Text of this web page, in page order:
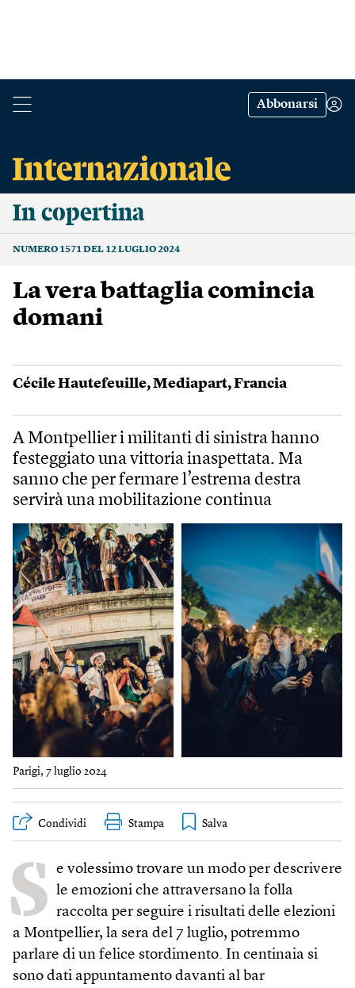
Abbonarsi
In copertina
NUMERO 1571 DEL 12 LUGLIO 2024
La vera battaglia comincia
domani
Cécile Hautefeuille,Mediapart,Francia
A Montpellier i militanti di sinistra hanno
festeggiato una vittoria inaspettata. Ma
sanno che per fermare l’estrema destra
servirà una mobilitazione continua
Parigi, 7 luglio 2024
Condividi Stampa
S e volessimo trovare un modo per descrivere
le emozioni che attraversano la folla
raccolta per seguire i risultati delle elezioni
a Montpellier, la sera del 7 luglio, potremmo
parlare di un felice stordimento. In centinaia si
sono dati appuntamento davanti al bar